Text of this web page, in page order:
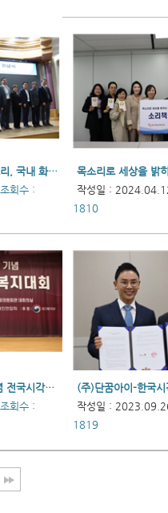
눈을 대신한 따뜻한 목소리, 국내 화면해설 도입 25주년 기념식 개최
조회수 :
작성일 :
1810
제44회 흰지팡이 날 기념 전국시각장애인복지대회
조회수 :
작성일 :
1819